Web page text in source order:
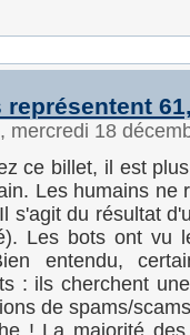
représentent
mercredi 18
ce billet, il est
Les humains ne
s'agit du résultat
Les bots ont vu
entendu,
: ils cherchent
de spams/
! La majorité